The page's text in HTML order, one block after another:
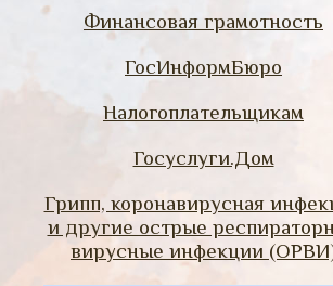
Финансовая грамотность
ГосИнформБюро
Налогоплательщикам
Госуслуги.Дом
Грипп, коронавирусная
и другие острые
вирусные инфекции